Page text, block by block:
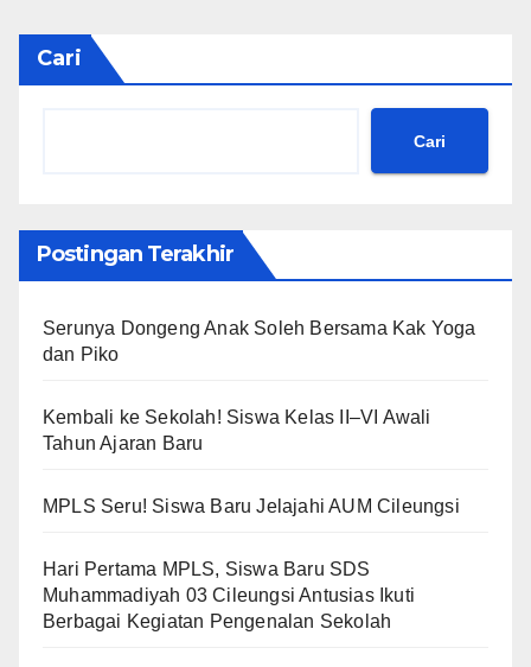
Cari
Cari
Postingan Terakhir
Serunya Dongeng Anak Soleh Bersama Kak Yoga
dan Piko
Kembali ke Sekolah! Siswa Kelas II–VI Awali
Tahun Ajaran Baru
MPLS Seru! Siswa Baru Jelajahi AUM Cileungsi
Hari Pertama MPLS, Siswa Baru SDS
Muhammadiyah 03 Cileungsi Antusias Ikuti
Berbagai Kegiatan Pengenalan Sekolah